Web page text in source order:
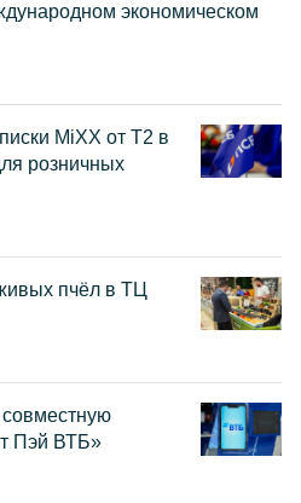
экономическом
MiXX от Т2 в
розничных
пчёл в ТЦ
Пэй ВТБ»